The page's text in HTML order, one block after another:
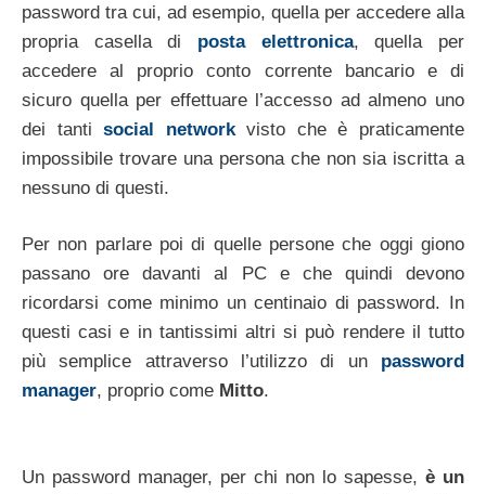
password tra cui, ad esempio, quella per accedere alla
propria casella di posta elettronica, quella per
accedere al proprio conto corrente bancario e di
sicuro quella per effettuare l’accesso ad almeno uno
dei tantisocial networkvisto che è praticamente
impossibile trovare una persona che non sia iscritta a
nessuno di questi.
Per non parlare poi di quelle persone che oggi giono
passano ore davanti al PC e che quindi devono
ricordarsi come minimo un centinaio di password. In
questi casi e in tantissimi altri si può rendere il tutto
più semplice attraverso l’utilizzo di un password
manager, proprio come Mitto.
Un password manager, per chi non lo sapesse, è un